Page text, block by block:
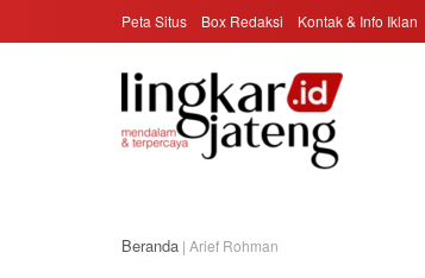
Peta Situs Box Redaksi Kontak & Info Iklan
Beranda | Arief Rohman